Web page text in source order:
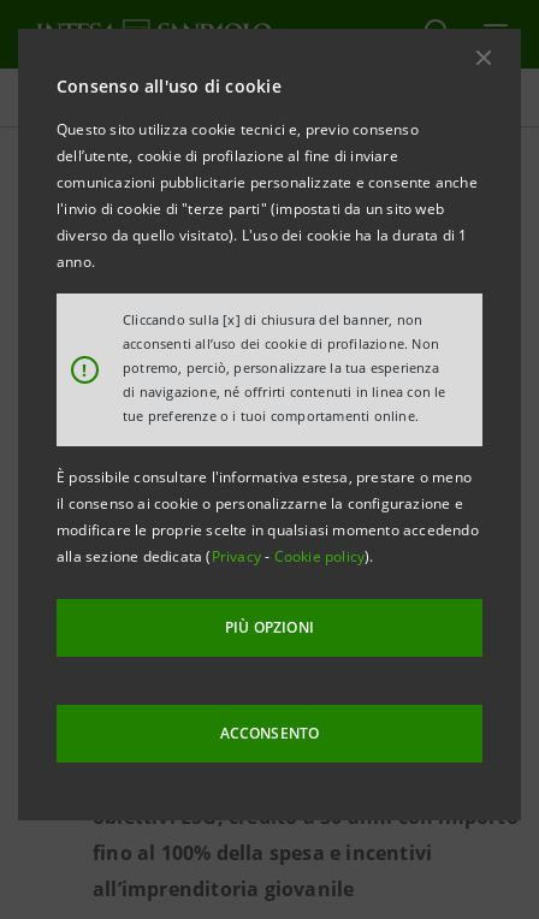
Consenso all'uso di cookie
Questo sito utilizza cookie tecnici e, previo consenso
dell’utente, cookie di profilazione al fine di inviare
comunicazioni pubblicitarie personalizzate e consente anche
l'invio di cookie di "terze parti" (impostati da un sito web
diverso da quello visitato). L'uso dei cookie ha la durata di 1
anno.
!
Cliccando sulla [x] di chiusura del banner, non
acconsenti all’uso dei cookie di profilazione. Non
potremo, perciò, personalizzare la tua esperienza
di navigazione, né offrirti contenuti in linea con le
tue preferenze o i tuoi comportamenti online.
È possibile consultare l'informativa estesa, prestare o meno
il consenso ai cookie o personalizzarne la configurazione e
modificare le proprie scelte in qualsiasi momento accedendo
alla sezione dedicata (Privacy- Cookie policy).
PIÙ OPZIONI
ACCONSENTO
Comunicati stampa
STAMPA AGGIORNA
ACCORDO INTESA SANPAOLO – COLDIRETTI:
370 MILIONI DI EURO ALL’AGRICOLTURA DI
PIEMONTE, LIGURIA E VALLE D’AOSTA
PER COGLIERE LE OPPORTUNITA' DEL PNRR
Presentati agli imprenditori i contenuti
dell’accordo nazionale per favorire
sostenibilità ambientale, imprenditoria
al PNRR
In evidenza l’anticipazione dei contributi a
Agrisolare”, “Innovazione e
meccanizzazione dei frantoi oleari” e
Finanziamenti per la transizione
obiettivi ESG, credito a 30 anni con importo
fino al 100% della spesa e incentivi
all’imprenditoria giovanile